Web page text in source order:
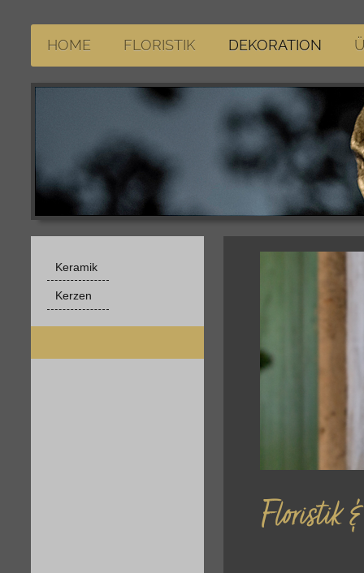
HOME FLORISTIK DEKORATION
Keramik
Kerzen